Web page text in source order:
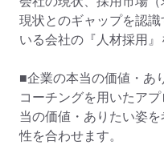
現状とのギャップを認
いる会社の『人材採用』
■企業の本当の価値・あ
コーチングを用いたア
当の価値・ありたい姿
性を合わせます。